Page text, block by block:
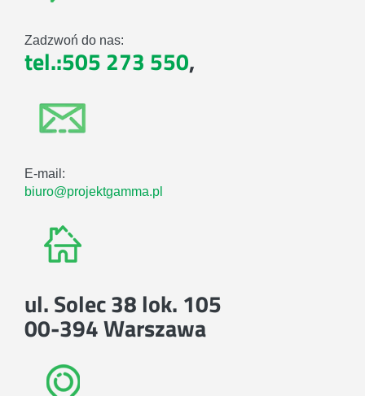
Zadzwoń do nas:
tel.:505 273 550,
E-mail:
biuro@projektgamma.pl
ul. Solec 38 lok. 105
00-394 Warszawa